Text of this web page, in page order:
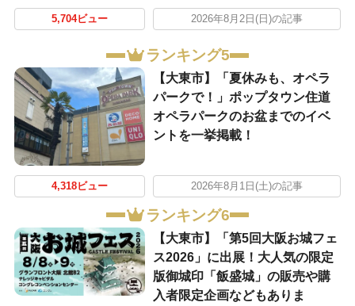
5,704ビュー 2026年8月2日(日)の記事
ランキング5
【大東市】「夏休みも、オペラ
パークで！」ポップタウン住道
オペラパークのお盆までのイベ
ントを一挙掲載！
4,318ビュー 2026年8月1日(土)の記事
ランキング6
【大東市】「第5回大阪お城フェ
ス2026」に出展！大人気の限定
版御城印「飯盛城」の販売や購
入者限定企画などもありま